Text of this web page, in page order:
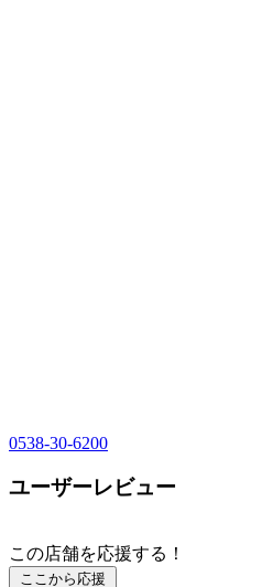
0538-30-6200
ユーザーレビュー
この店舗を応援する！
ここから応援